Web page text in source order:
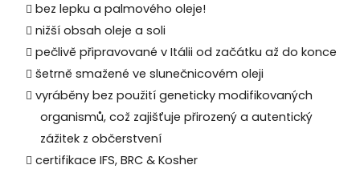
bez lepku a palmového oleje!
nižší obsah oleje a soli
pečlivě připravované v Itálii od začátku až do konce
šetrně smažené ve slunečnicovém oleji
vyráběny bez použití geneticky modifikovaných
organismů, což zajišťuje přirozený a autentický
zážitek z občerstvení
certifikace IFS, BRC & Kosher